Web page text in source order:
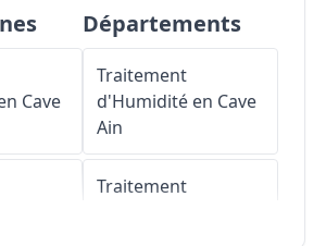
Cave
Départements
Traitement
d'Humidité en Cave
Ain
Traitement